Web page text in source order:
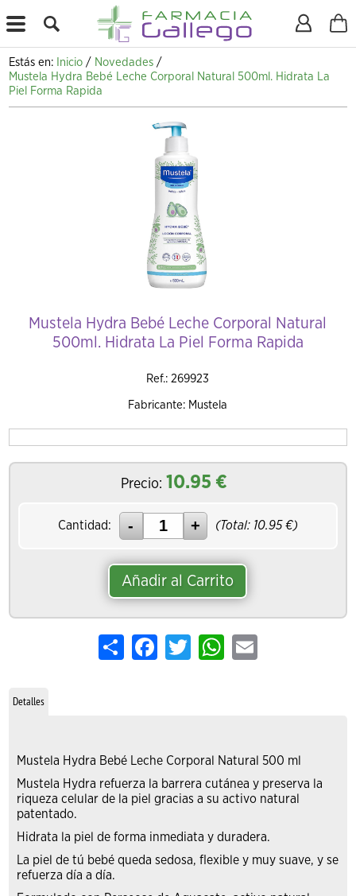
X
Estás en: Inicio / Novedades /
Mustela Hydra Bebé Leche Corporal Natural 500ml. Hidrata La
Piel Forma Rapida
Mustela Hydra Bebé Leche Corporal Natural
500ml. Hidrata La Piel Forma Rapida
Ref.: 269923
Fabricante: Mustela
Precio: 10.95 €
Cantidad: (Total: 10.95€)
Añadir al Carrito
Share FacebookTwitterWhatsApp
Email
Detalles
Mustela Hydra Bebé Leche Corporal Natural 500 ml
Mustela Hydra refuerza la barrera cutánea y preserva la
riqueza celular de la piel gracias a su activo natural
patentado.
Hidrata la piel de forma inmediata y duradera.
La piel de tú bebé queda sedosa, flexible y muy suave, y se
refuerza día a día.